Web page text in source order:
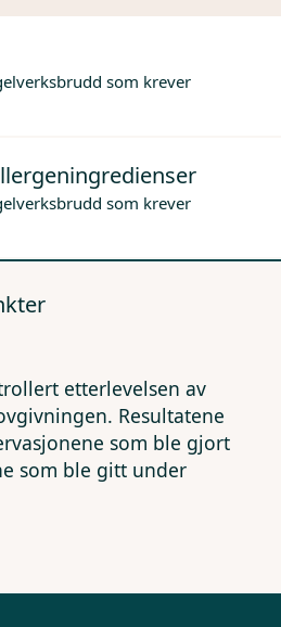
som krever
som krever
etterlevelsen av
Resultatene
som ble gjort
som ble gitt under